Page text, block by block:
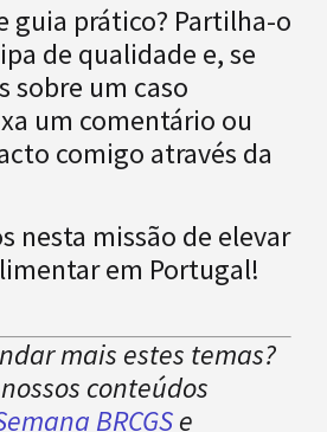
guia prático? Partilha-o
de qualidade e, se
sobre um caso
um comentário ou
comigo através da
nesta missão de elevar
em Portugal!
mais estes temas?
conteúdos
BRCGSe